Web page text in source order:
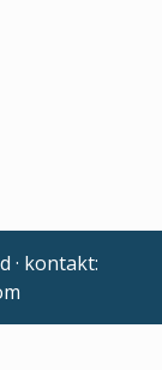
· kontakt: